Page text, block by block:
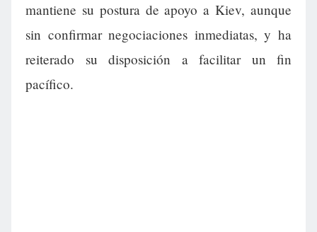
mantiene su postura de apoyo a Kiev, aunque
sin confirmar negociaciones inmediatas, y ha
reiterado su disposición a facilitar un fin
pacífico.